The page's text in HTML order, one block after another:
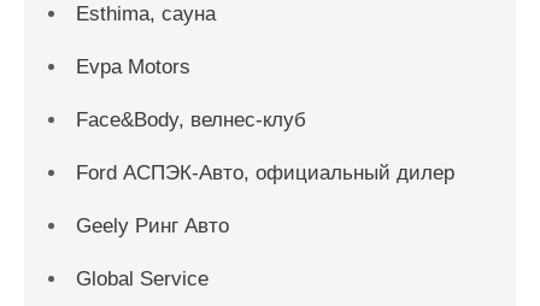
Esthima, сауна
Evpa Motors
Face&Body, велнес-клуб
Ford АСПЭК-Авто, официальный дилер
Geely Ринг Авто
Global Service